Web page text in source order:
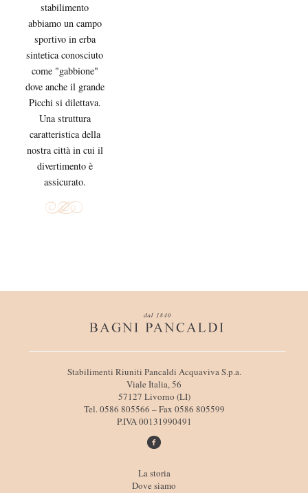
stabilimento
abbiamo un campo
sportivo in erba
sintetica conosciuto
come "gabbione"
dove anche il grande
Picchi si dilettava.
Una struttura
caratteristica della
nostra città in cui il
divertimento è
assicurato.
Stabilimenti Riuniti Pancaldi Acquaviva S.p.a.
Viale Italia, 56
57127 Livorno (LI)
Tel. 0586 805566 – Fax 0586 805599
P.IVA 00131990491
La storia
Dove siamo